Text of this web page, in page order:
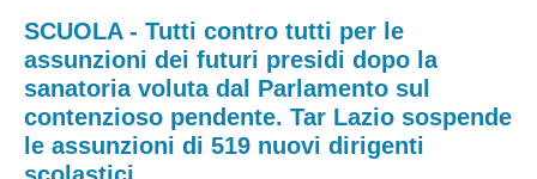
SCUOLA - Tutti contro tutti per le
assunzioni dei futuri presidi dopo la
sanatoria voluta dal Parlamento sul
contenzioso pendente. Tar Lazio sospende
le assunzioni di 519 nuovi dirigenti